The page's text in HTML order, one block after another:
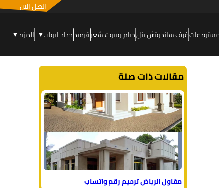
اتصل الان
غرف ساندوتش بنلخيام وبيوت شعرقرميدحداد ابواب▼ المزيد▼
مقالات ذات صلة
مقاول الرياض ترميم رقم واتساب